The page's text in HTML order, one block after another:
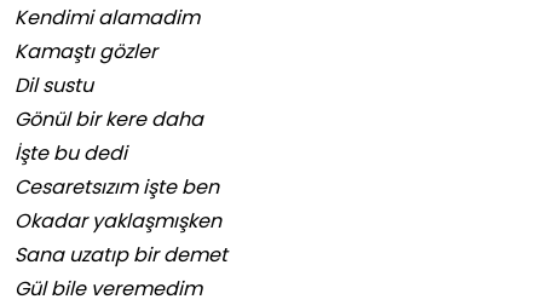
Kendimi alamadim
Kamaştı gözler
Dil sustu
Gönül bir kere daha
İşte bu dedi
Cesaretsızım işte ben
Okadar yaklaşmışken
Sana uzatıp bir demet
Gül bile veremedim